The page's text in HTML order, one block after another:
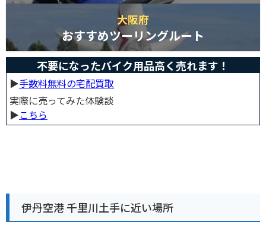
大阪府
おすすめツーリングルート
不要になったバイク用品高く売れます！
▶︎手数料無料の宅配買取
実際に売ってみた体験談
▶︎こちら
伊丹空港 千里川土手に近い場所